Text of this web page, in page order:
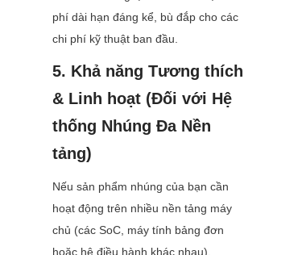
phí dài hạn đáng kể, bù đắp cho các
chi phí kỹ thuật ban đầu.
5. Khả năng Tương thích
& Linh hoạt (Đối với Hệ
thống Nhúng Đa Nền
tảng)
Nếu sản phẩm nhúng của bạn cần
hoạt động trên nhiều nền tảng máy
chủ (các SoC, máy tính bảng đơn
hoặc hệ điều hành khác nhau),